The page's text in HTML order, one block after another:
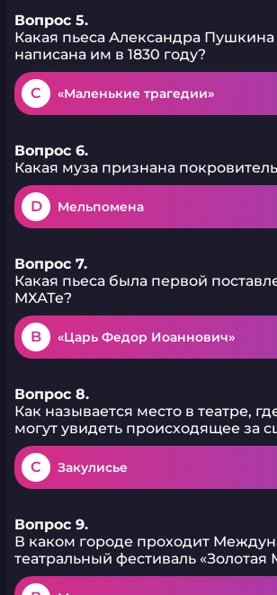
Вопрос 5.
Какая пьеса Александра
написана им в 1830 году?
C «Маленькие трагедии»
Вопрос 6.
Какая муза признана
D Мельпомена
Вопрос 7.
Какая пьеса была первой
МХАТе?
B «Царь Федор Иоаннович»
Вопрос 8.
Как называется место в театре,
могут увидеть происходящее за
C Закулисье
Вопрос 9.
В каком городе проходит
театральный фестиваль «Золотая